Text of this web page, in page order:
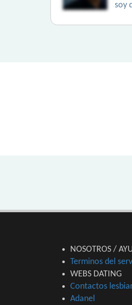
soy
NOSOTROS /
Terminos del
WEBS DATING
Contactos
Adanel